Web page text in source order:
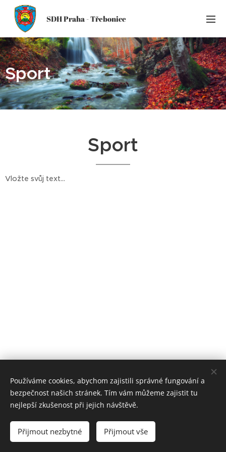
SDH Praha - Třebonice
Sport
Sport
Vložte svůj text...
Cookies
Používáme cookies, abychom zajistili správné fungování a
bezpečnost našich stránek. Tím vám můžeme zajistit tu
nejlepší zkušenost při jejich návštěvě.
Přijmout nezbytné Přijmout vše